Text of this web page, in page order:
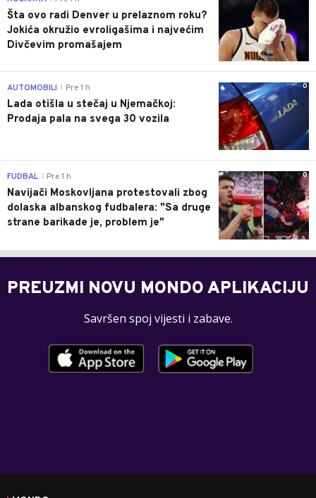
Šta ovo radi Denver u prelaznom roku?
Jokića okružio evroligašima i najvećim
Divčevim promašajem
0
AUTOMOBILI Pre 1 h
Lada otišla u stečaj u Njemačkoj:
Prodaja pala na svega 30 vozila
0
FUDBAL Pre 1 h
Navijači Moskovljana protestovali zbog
dolaska albanskog fudbalera: "Sa druge
strane barikade je, problem je"
PREUZMI NOVU MONDO APLIKACIJU
Savršen spoj vijesti i zabave.